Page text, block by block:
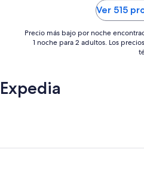
Ver 515
Precio más bajo por noche
1 noche para 2 adultos. Los